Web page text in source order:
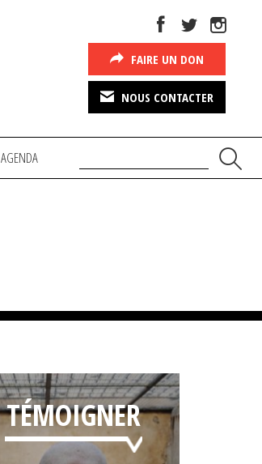
FAIRE UN DON
NOUS CONTACTER
AGENDA
TÉMOIGNER